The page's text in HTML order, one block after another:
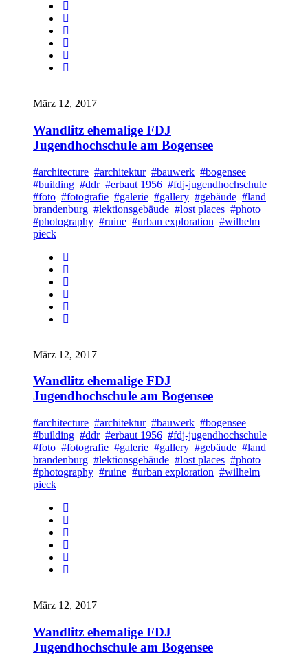
März 12, 2017
Wandlitz ehemalige FDJ
Jugendhochschule am Bogensee
#architecture #architektur #bauwerk #bogensee
#building #ddr #erbaut 1956 #fdj-jugendhochschule
#foto #fotografie #galerie #gallery #gebäude #land
brandenburg #lektionsgebäude #lost places #photo
#photography #ruine #urban exploration #wilhelm
pieck
März 12, 2017
Wandlitz ehemalige FDJ
Jugendhochschule am Bogensee
#architecture #architektur #bauwerk #bogensee
#building #ddr #erbaut 1956 #fdj-jugendhochschule
#foto #fotografie #galerie #gallery #gebäude #land
brandenburg #lektionsgebäude #lost places #photo
#photography #ruine #urban exploration #wilhelm
pieck
März 12, 2017
Wandlitz ehemalige FDJ
Jugendhochschule am Bogensee